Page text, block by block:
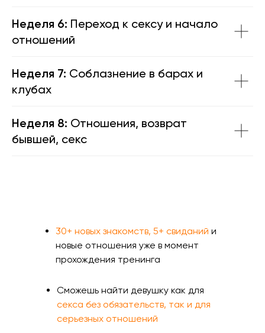
Неделя 6: Переход к сексу и начало
отношений
Неделя 7: Соблазнение в барах и
клубах
Неделя 8: Отношения, возврат
бывшей, секс
30+ новых знакомств, 5+ свиданий и
новые отношения уже в момент
прохождения тренинга
Сможешь найти девушку как для
секса без обязательств, так и для
серьезных отношений